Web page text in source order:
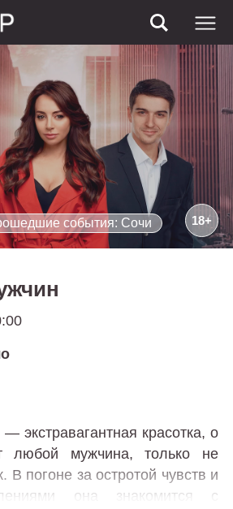
события: Сочи 18+
экстравагантная красотка, о
любой мужчина, только не
В погоне за остротой чувств и
она знакомится с